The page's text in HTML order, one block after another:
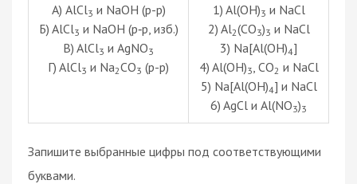
А) AlCl3 и NaOH (p-p)
Б) AlCl3 и NaOH (р‑р, изб.)
В) AlCl3 и AgNO3
Г) AlCl3 и Na2CO3 (p-p)
1) Al(OH)3 и NaCl
2) Al2(CO3)3 и NaCl
3) Na[Al(OH)4]
4) Al(OH)3 , CO2 и NaCl
5) Na[Al(OH)4] и NaCl
6) AgCl и Al(NO3)3
Запишите выбранные цифры под соответствующими
буквами.